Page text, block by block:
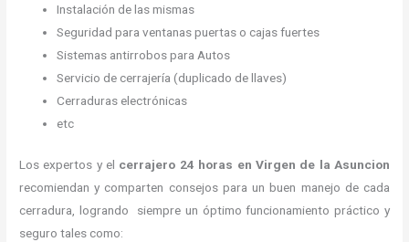
Instalación de las mismas
Seguridad para ventanas puertas o cajas fuertes
Sistemas antirrobos para Autos
Servicio de cerrajería (duplicado de llaves)
Cerraduras electrónicas
etc
Los expertos y el cerrajero 24 horas en Virgen de la Asuncion
recomiendan y comparten consejos para un buen manejo de cada
cerradura, logrando siempre un óptimo funcionamiento práctico y
seguro tales como: